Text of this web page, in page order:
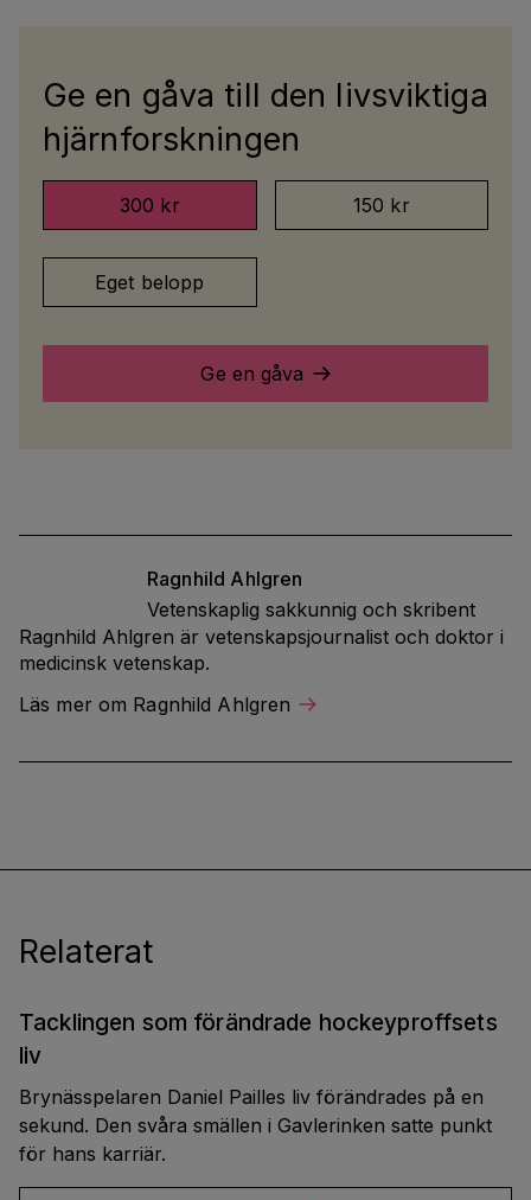
Ge en gåva till den livsviktiga
hjärnforskningen
300 kr 150 kr
Eget belopp
Ge en gåva
Ragnhild Ahlgren
Vetenskaplig sakkunnig och skribent
Ragnhild Ahlgren är vetenskapsjournalist och doktor i
medicinsk vetenskap.
Läs mer om Ragnhild Ahlgren
Relaterat
Tacklingen som förändrade hockeyproffsets
liv
Brynässpelaren Daniel Pailles liv förändrades på en
sekund. Den svåra smällen i Gavlerinken satte punkt
för hans karriär.